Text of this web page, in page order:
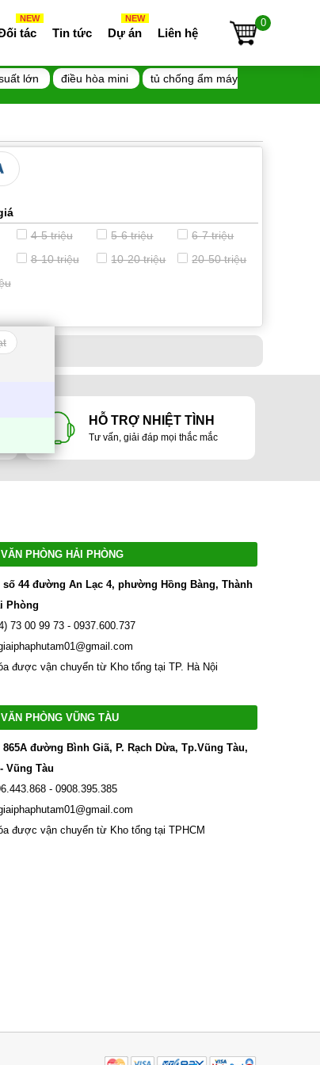
tác
NEW
Tin tức Dự án
NEW
Liên hệ
0
lớn điều hòa mini
tủ chống ẩm máy
4-5 triệu 5-6 triệu
6-7 triệu
8-10 triệu 10-20 triệu
20-50 triệu
HỖ TRỢ NHIỆT TÌNH
Tư vấn, giải đáp mọi thắc mắc
VĂN PHÒNG HẢI PHÒNG
số 44 đường An Lạc 4, phường Hồng Bàng, Thành
Phòng
73 00 99 73 - 0937.600.737
được vận chuyển từ Kho tổng tại TP. Hà Nội
VĂN PHÒNG VŨNG TÀU
865A đường Bình Giã, P. Rạch Dừa, Tp.Vũng Tàu,
Vũng Tàu
- 0908.395.385
được vận chuyển từ Kho tổng tại TPHCM